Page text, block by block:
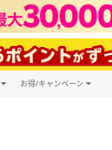
お得/キャンペーン